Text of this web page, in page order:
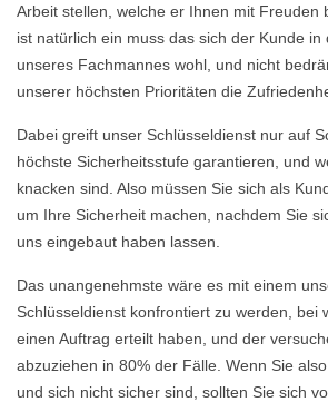
Arbeit stellen, welche er Ihnen mit Freuden
ist natürlich ein muss das sich der Kunde in
unseres Fachmannes wohl, und nicht
unserer höchsten Prioritäten die
Dabei greift unser Schlüsseldienst nur auf
höchste Sicherheitsstufe garantieren, und
knacken sind. Also müssen Sie sich als
um Ihre Sicherheit machen, nachdem Sie
uns eingebaut haben lassen.
Das unangenehmste wäre es mit einem
Schlüsseldienst konfrontiert zu werden, bei
einen Auftrag erteilt haben, und der
abzuziehen in 80% der Fälle. Wenn Sie
und sich nicht sicher sind, sollten Sie sich